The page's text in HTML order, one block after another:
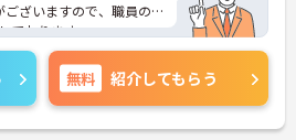
ざいますので、職員の
ております。
いる法人で安定性もあ
ます◎
対策ポイントなど、さら
のでお気軽にご相談くだ
無料 紹介してもらう